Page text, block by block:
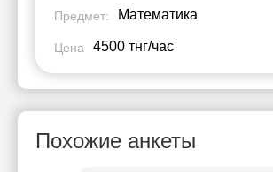
Предмет: Математика
Цена 4500 тнг/час
Похожие анкеты